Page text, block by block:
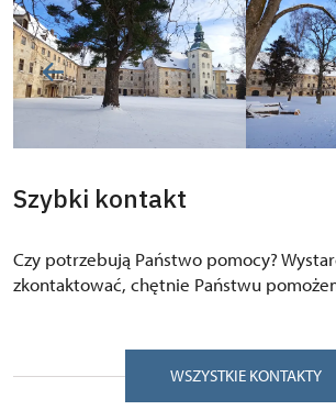
Szybki kontakt
Czy potrzebują Państwo pomocy?
zkontaktować, chętnie Państwu
WSZYSTKIE KONTAKTY